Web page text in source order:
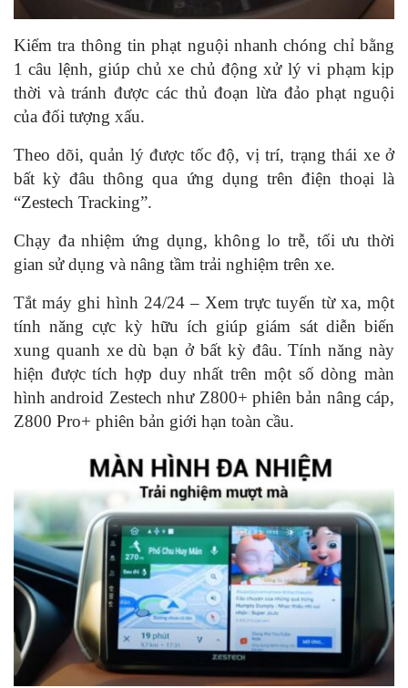
Kiểm tra thông tin phạt nguội nhanh chóng chỉ bằng
1 câu lệnh, giúp chủ xe chủ động xử lý vi phạm kịp
thời và tránh được các thủ đoạn lừa đảo phạt nguội
của đối tượng xấu.
Theo dõi, quản lý được tốc độ, vị trí, trạng thái xe ở
bất kỳ đâu thông qua ứng dụng trên điện thoại là
“Zestech Tracking”.
Chạy đa nhiệm ứng dụng, không lo trễ, tối ưu thời
gian sử dụng và nâng tầm trải nghiệm trên xe.
Tắt máy ghi hình 24/24 – Xem trực tuyến từ xa, một
tính năng cực kỳ hữu ích giúp giám sát diễn biến
xung quanh xe dù bạn ở bất kỳ đâu. Tính năng này
hiện được tích hợp duy nhất trên một số dòng màn
hình android Zestech như Z800+ phiên bản nâng cáp,
Z800 Pro+ phiên bản giới hạn toàn cầu.